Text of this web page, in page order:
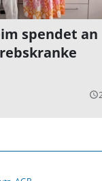
spendet an
query_builder